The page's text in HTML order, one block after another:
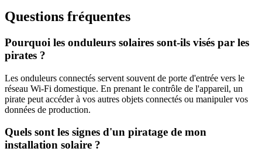
Questions fréquentes
Pourquoi les onduleurs solaires sont-ils visés par les
pirates ?
Les onduleurs connectés servent souvent de porte d'entrée vers le
réseau Wi-Fi domestique. En prenant le contrôle de l'appareil, un
pirate peut accéder à vos autres objets connectés ou manipuler vos
données de production.
Quels sont les signes d'un piratage de mon
installation solaire ?